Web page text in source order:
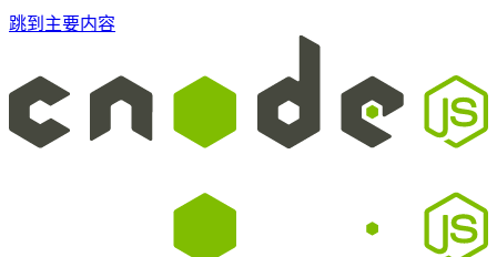
跳到主要内容